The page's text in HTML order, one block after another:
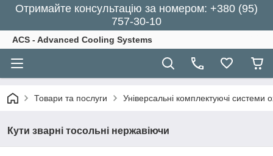
Отримайте консультацію за номером: +380 (95)
757-30-10
ACS - Advanced Cooling Systems
Товари та послуги Універсальні комплектуючі системи
Кути зварні тосольні нержавіючи